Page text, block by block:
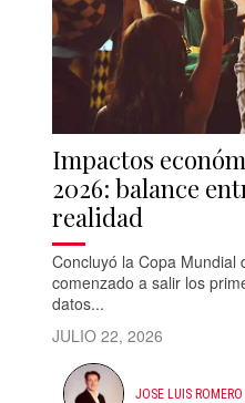
Impactos
2026: balance
realidad
Concluyó la Copa Mundial
comenzado a salir los
datos...
JULIO 22, 2026
JOSE LUIS